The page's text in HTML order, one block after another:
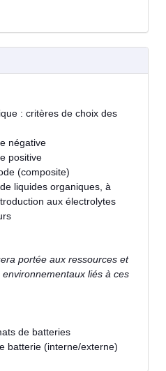
: critères de choix des
négative
positive
(composite)
liquides organiques, à
aux électrolytes
portée aux ressources et
liés à ces
de batteries
batterie (interne/externe)